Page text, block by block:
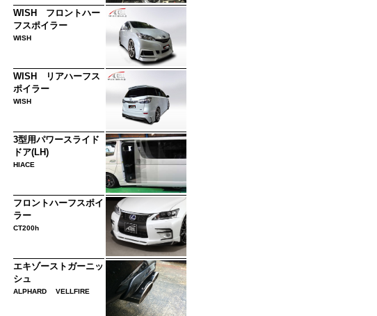
WISH フロントハー
フスポイラー
WISH
WISH リアハーフス
ポイラー
WISH
3型用パワースライド
ドア(LH)
HIACE
フロントハーフスポイ
ラー
CT200h
エキゾーストガーニッ
シュ
ALPHARD VELLFIRE